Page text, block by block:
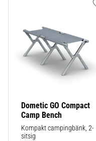
Dometic GO Compact
Camp Bench
Kompakt campingbänk, 2-
sitsig